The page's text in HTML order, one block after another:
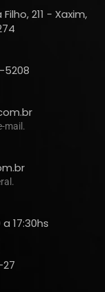
211 - Xaxim,
5208
mail.
17:30hs
27